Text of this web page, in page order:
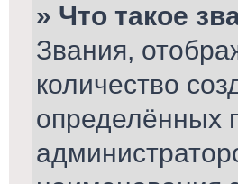
» Что такое
Звания,
количество
определённых